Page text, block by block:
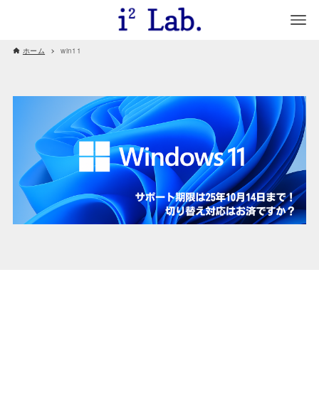
ホーム win11